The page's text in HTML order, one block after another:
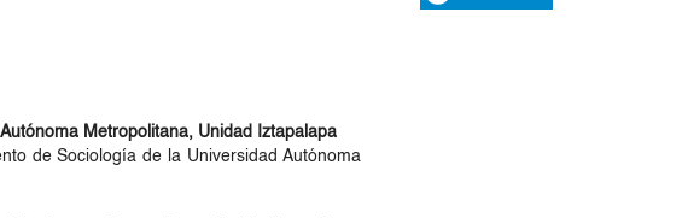
Metropolitana, Unidad Iztapalapa
de Sociología de la Universidad Autónoma